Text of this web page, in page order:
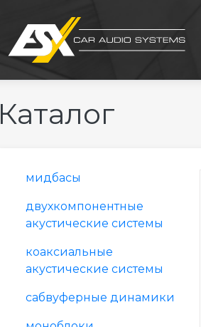
Каталог
мидбасы
двухкомпонентные
акустические системы
коаксиальные
акустические системы
сабвуферные динамики